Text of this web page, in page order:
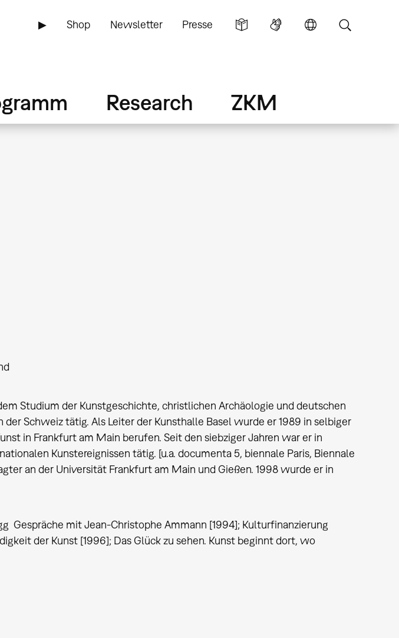
▶ Shop Newsletter Presse
Research ZKM
Studium der Kunstgeschichte, christlichen Archäologie und deutschen
Schweiz tätig. Als Leiter der Kunsthalle Basel wurde er 1989 in selbiger
in Frankfurt am Main berufen. Seit den siebziger Jahren war er in
Kunstereignissen tätig. [u.a. documenta 5, biennale Paris, Biennale
an der Universität Frankfurt am Main und Gießen. 1998 wurde er in
 Gespräche mit Jean-Christophe Ammann [1994]; Kulturfinanzierung
der Kunst [1996]; Das Glück zu sehen. Kunst beginnt dort, wo